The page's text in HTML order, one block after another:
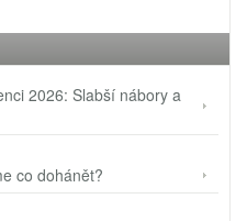
2026: Slabší nábory a
co dohánět?